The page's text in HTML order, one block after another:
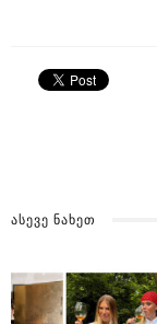
ᲐᲡᲔᲕᲔ ᲜᲐᲮᲔᲗ